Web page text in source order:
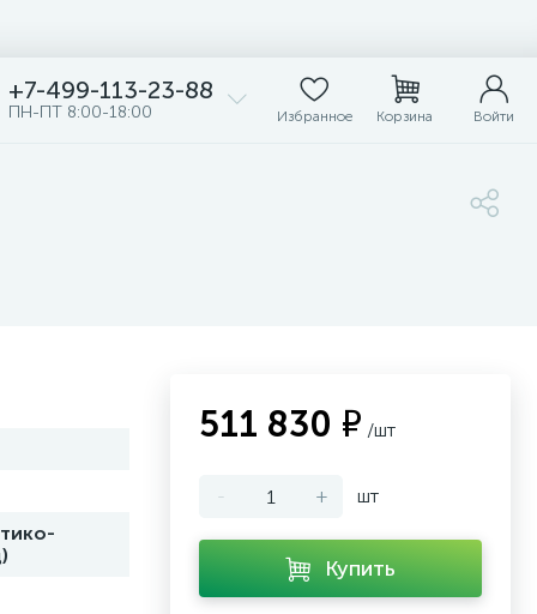
+7-499-113-23-88
ПН-ПТ 8:00-18:00 Избранное Корзина Войти
511 830 ₽ /шт
- + шт
Купить